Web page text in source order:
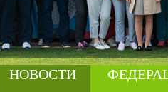
НОВОСТИ